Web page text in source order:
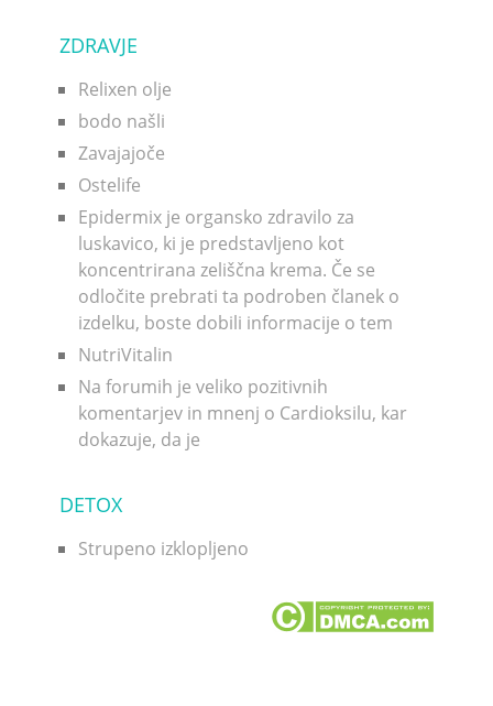
ZDRAVJE
Relixen olje
bodo našli
Zavajajoče
Ostelife
Epidermix je organsko zdravilo za
luskavico, ki je predstavljeno kot
koncentrirana zeliščna krema. Če se
odločite prebrati ta podroben članek o
izdelku, boste dobili informacije o tem
NutriVitalin
Na forumih je veliko pozitivnih
komentarjev in mnenj o Cardioksilu, kar
dokazuje, da je
DETOX
Strupeno izklopljeno